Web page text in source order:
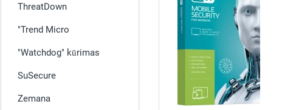
ThreatDown
"Trend Micro
"Watchdog" kūrimas
SuSecure
Zemana